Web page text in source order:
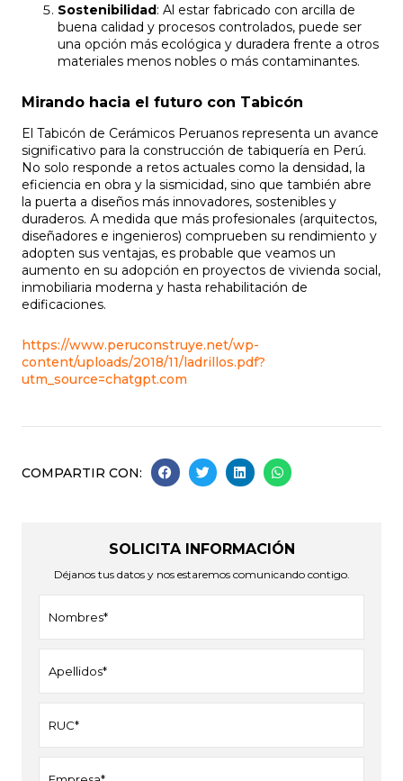
Sostenibilidad: Al estar fabricado con arcilla de
buena calidad y procesos controlados, puede ser
una opción más ecológica y duradera frente a otros
materiales menos nobles o más contaminantes.
Mirando hacia el futuro con Tabicón
El Tabicón de Cerámicos Peruanos representa un avance
significativo para la construcción de tabiquería en Perú.
No solo responde a retos actuales como la densidad, la
eficiencia en obra y la sismicidad, sino que también abre
la puerta a diseños más innovadores, sostenibles y
duraderos. A medida que más profesionales (arquitectos,
diseñadores e ingenieros) comprueben su rendimiento y
adopten sus ventajas, es probable que veamos un
aumento en su adopción en proyectos de vivienda social,
inmobiliaria moderna y hasta rehabilitación de
edificaciones.
https://www.peruconstruye.net/wp-
content/uploads/2018/11/ladrillos.pdf?
utm_source=chatgpt.com
COMPARTIR CON:
SOLICITA INFORMACIÓN
Déjanos tus datos y nos estaremos comunicando contigo.